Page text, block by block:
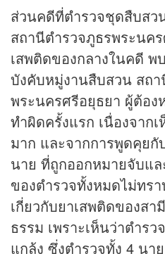
ส่วนคดีที่ตำรวจชุดสืบสว
สถานีตำรวจภูธรพระนค
เสพติดของกลางในคดี
บังคับหมู่งานสืบสวน สถา
พระนครศรีอยุธยา ผู้ต้อง
ทำผิดครั้งแรก เนื่องจาก
มาก และจากการพูดคุยกั
นาย ที่ถูกออกหมายจับแ
ของตำรวจทั้งหมดไม่ทร
เกี่ยวกับยาเสพติดของส
ธรรม เพราะเห็นว่าตำร
แกล้ง ซึ่งตำรวจทั้ง 4 นา